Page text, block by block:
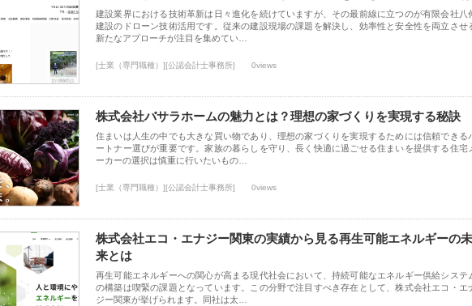
建設業界における技術革新は日々進化を続けていますが、その最前線に立つのが有限会社八
建設のドローン技術活用です。従来の建設現場の課題を解決し、効率性と安全性を両立させ
新たなアプローチが注目を集めてい…
[士業（専門職種）][公認会計士事務所] 0views
株式会社バサラホームの魅力とは？理想の家づくりを実現する秘訣
住まいは人生の中でも大きな買い物であり、理想の家づくりを実現するためには信頼できる
ートナー選びが重要です。家族の暮らしを守り、長く快適に過ごせる住まいを提供する住宅
ーカーの選択は慎重に行いたいもの…
[士業（専門職種）][公認会計士事務所] 0views
株式会社エコ・エナジー関東の実績から見る再生可能エネルギーの未
来とは
再生可能エネルギーへの関心が高まる現代社会において、持続可能なエネルギー供給システ
の構築は喫緊の課題となっています。この分野で注目すべき存在として、株式会社エコ・エ
ジー関東が挙げられます。同社は太…